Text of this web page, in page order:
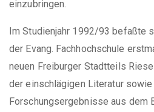
einzubringen.
Im Studienjahr 1992/93 befaßte
der Evang. Fachhochschule
neuen Freiburger Stadtteils
der einschlägigen Literatur sowie
Forschungsergebnisse aus dem